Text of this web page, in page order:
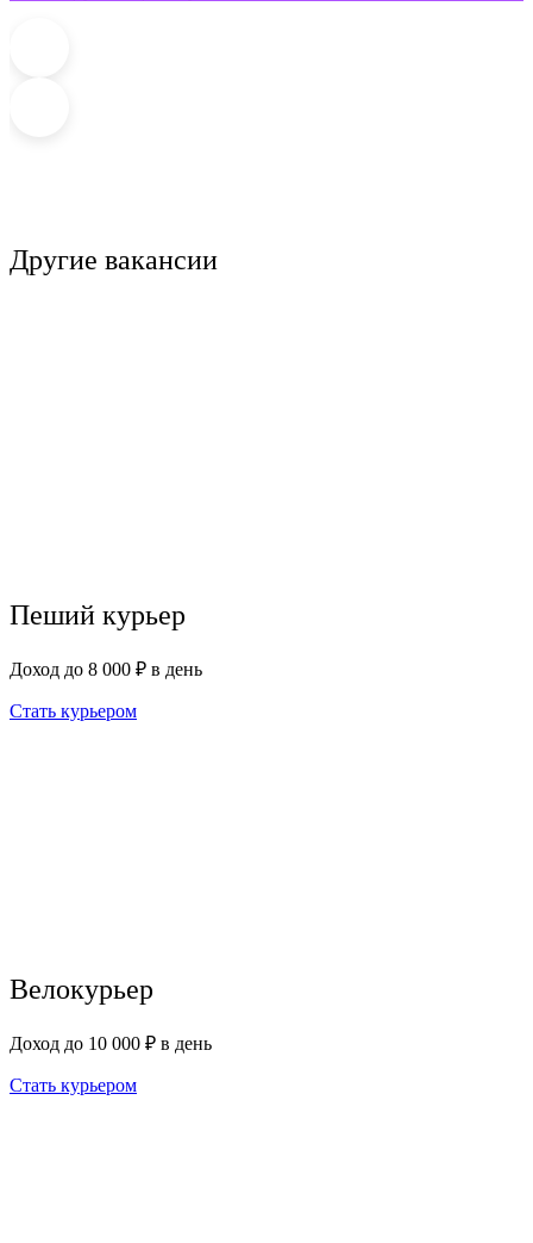
Другие вакансии
Пеший курьер
Доход до 8 000 ₽ в день
Стать курьером
Велокурьер
Доход до 10 000 ₽ в день
Стать курьером